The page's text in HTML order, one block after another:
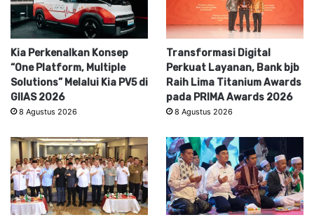
Kia Perkenalkan Konsep
“One Platform, Multiple
Solutions” Melalui Kia PV5 di
GIIAS 2026
8 Agustus 2026
Transformasi Digital
Perkuat Layanan, Bank bjb
Raih Lima Titanium Awards
pada PRIMA Awards 2026
8 Agustus 2026